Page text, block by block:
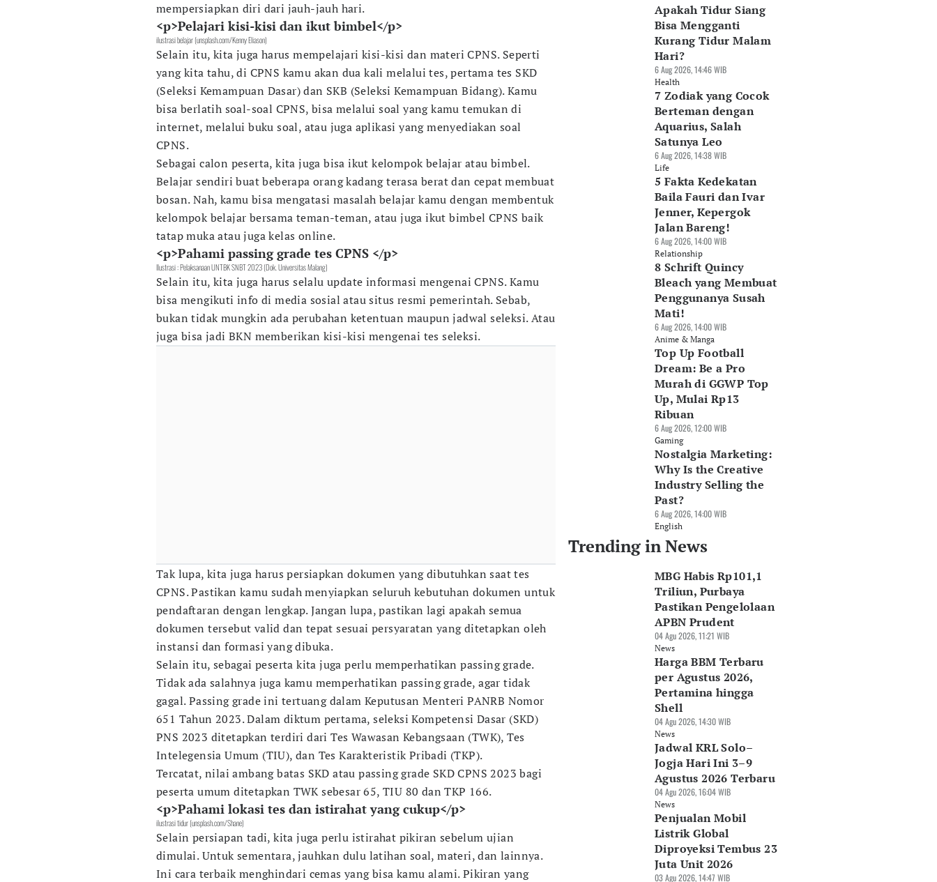
mempersiapkan diri dari jauh-jauh hari.
<p>Pelajari kisi-kisi dan ikut bimbel</p>
ilustrasi belajar (unsplash.com/Kenny Eliason)
Selain itu, kita juga harus mempelajari kisi-kisi dan materi CPNS. Seperti
yang kita tahu, di CPNS kamu akan dua kali melalui tes, pertama tes SKD
(Seleksi Kemampuan Dasar) dan SKB (Seleksi Kemampuan Bidang). Kamu
bisa berlatih soal-soal CPNS, bisa melalui soal yang kamu temukan di
internet, melalui buku soal, atau juga aplikasi yang menyediakan soal
CPNS.
Sebagai calon peserta, kita juga bisa ikut kelompok belajar atau bimbel.
Belajar sendiri buat beberapa orang kadang terasa berat dan cepat membuat
bosan. Nah, kamu bisa mengatasi masalah belajar kamu dengan membentuk
kelompok belajar bersama teman-teman, atau juga ikut bimbel CPNS baik
tatap muka atau juga kelas online.
<p>Pahami passing grade tes CPNS </p>
Ilustrasi : Pelaksanaan UNTBK SNBT 2023 (Dok. Universitas Malang)
Selain itu, kita juga harus selalu update informasi mengenai CPNS. Kamu
bisa mengikuti info di media sosial atau situs resmi pemerintah. Sebab,
bukan tidak mungkin ada perubahan ketentuan maupun jadwal seleksi. Atau
juga bisa jadi BKN memberikan kisi-kisi mengenai tes seleksi.
Tak lupa, kita juga harus persiapkan dokumen yang dibutuhkan saat tes
CPNS. Pastikan kamu sudah menyiapkan seluruh kebutuhan dokumen untuk
pendaftaran dengan lengkap. Jangan lupa, pastikan lagi apakah semua
dokumen tersebut valid dan tepat sesuai persyaratan yang ditetapkan oleh
instansi dan formasi yang dibuka.
Selain itu, sebagai peserta kita juga perlu memperhatikan passing grade.
Tidak ada salahnya juga kamu memperhatikan passing grade, agar tidak
gagal. Passing grade ini tertuang dalam Keputusan Menteri PANRB Nomor
651 Tahun 2023. Dalam diktum pertama, seleksi Kompetensi Dasar (SKD)
PNS 2023 ditetapkan terdiri dari Tes Wawasan Kebangsaan (TWK), Tes
Intelegensia Umum (TIU), dan Tes Karakteristik Pribadi (TKP).
Tercatat, nilai ambang batas SKD atau passing grade SKD CPNS 2023 bagi
peserta umum ditetapkan TWK sebesar 65, TIU 80 dan TKP 166.
<p>Pahami lokasi tes dan istirahat yang cukup</p>
ilustrasi tidur (unsplash.com/Shane)
Selain persiapan tadi, kita juga perlu istirahat pikiran sebelum ujian
dimulai. Untuk sementara, jauhkan dulu latihan soal, materi, dan lainnya.
Ini cara terbaik menghindari cemas yang bisa kamu alami. Pikiran yang
Apakah Tidur Siang
Bisa Mengganti
Kurang Tidur Malam
Hari?
6 Aug 2026, 14:46 WIB
Health
7 Zodiak yang Cocok
Berteman dengan
Aquarius, Salah
Satunya Leo
6 Aug 2026, 14:38 WIB
Life
5 Fakta Kedekatan
Baila Fauri dan Ivar
Jenner, Kepergok
Jalan Bareng!
6 Aug 2026, 14:00 WIB
Relationship
8 Schrift Quincy
Bleach yang Membuat
Penggunanya Susah
Mati!
6 Aug 2026, 14:00 WIB
Anime & Manga
Top Up Football
Dream: Be a Pro
Murah di GGWP Top
Up, Mulai Rp13
Ribuan
6 Aug 2026, 12:00 WIB
Gaming
Nostalgia Marketing:
Why Is the Creative
Industry Selling the
Past?
6 Aug 2026, 14:00 WIB
English
Trending in News
MBG Habis Rp101,1
Triliun, Purbaya
Pastikan Pengelolaan
APBN Prudent
04 Agu 2026, 11:21 WIB
News
Harga BBM Terbaru
per Agustus 2026,
Pertamina hingga
Shell
04 Agu 2026, 14:30 WIB
News
Jadwal KRL Solo–
Jogja Hari Ini 3–9
Agustus 2026 Terbaru
04 Agu 2026, 16:04 WIB
News
Penjualan Mobil
Listrik Global
Diproyeksi Tembus 23
Juta Unit 2026
03 Agu 2026, 14:47 WIB